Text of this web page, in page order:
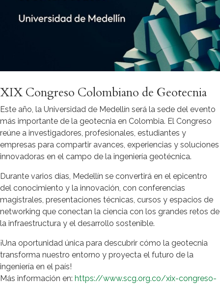
XIX Congreso Colombiano de Geotecnia
Este año, la Universidad de Medellín será la sede del evento
más importante de la geotecnia en Colombia. El Congreso
reúne a investigadores, profesionales, estudiantes y
empresas para compartir avances, experiencias y soluciones
innovadoras en el campo de la ingeniería geotécnica.
Durante varios días, Medellín se convertirá en el epicentro
del conocimiento y la innovación, con conferencias
magistrales, presentaciones técnicas, cursos y espacios de
networking que conectan la ciencia con los grandes retos de
la infraestructura y el desarrollo sostenible.
¡Una oportunidad única para descubrir cómo la geotecnia
transforma nuestro entorno y proyecta el futuro de la
ingeniería en el país!
Más información en: https://www.scg.org.co/xix-congreso-